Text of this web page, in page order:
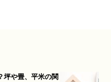
坪や畳、平米の関